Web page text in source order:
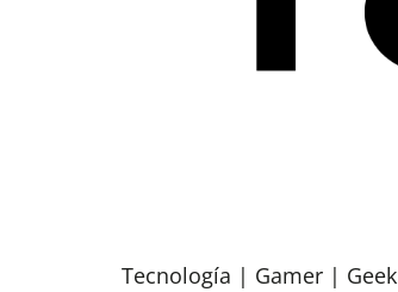
Tecnología | Gamer | Geek